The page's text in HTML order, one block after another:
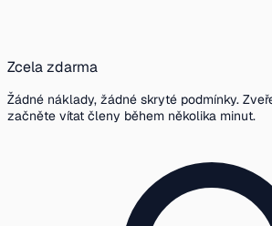
Zcela zdarma
Žádné náklady, žádné skryté podmínky.
začněte vítat členy během několika minut.